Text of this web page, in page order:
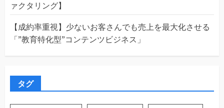
ァクタリング】
【成約率重視】少ないお客さんでも売上を最大化させる
「”教育特化型”コンテンツビジネス」
タグ